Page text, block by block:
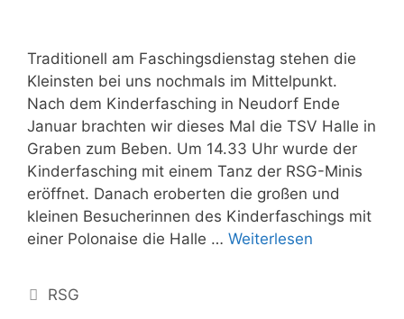
Traditionell am Faschingsdienstag stehen die
Kleinsten bei uns nochmals im Mittelpunkt.
Nach dem Kinderfasching in Neudorf Ende
Januar brachten wir dieses Mal die TSV Halle in
Graben zum Beben. Um 14.33 Uhr wurde der
Kinderfasching mit einem Tanz der RSG-Minis
eröffnet. Danach eroberten die großen und
kleinen Besucherinnen des Kinderfaschings mit
einer Polonaise die Halle … Weiterlesen
RSG